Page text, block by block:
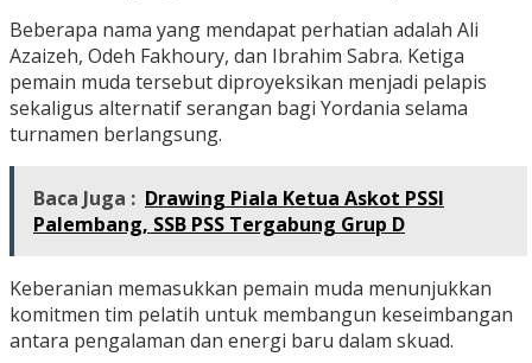
Beberapa nama yang mendapat perhatian adalah Ali
Azaizeh, Odeh Fakhoury, dan Ibrahim Sabra. Ketiga
pemain muda tersebut diproyeksikan menjadi pelapis
sekaligus alternatif serangan bagi Yordania selama
turnamen berlangsung.
Baca Juga : Drawing Piala Ketua Askot PSSI
Palembang, SSB PSS Tergabung Grup D
Keberanian memasukkan pemain muda menunjukkan
komitmen tim pelatih untuk membangun keseimbangan
antara pengalaman dan energi baru dalam skuad.